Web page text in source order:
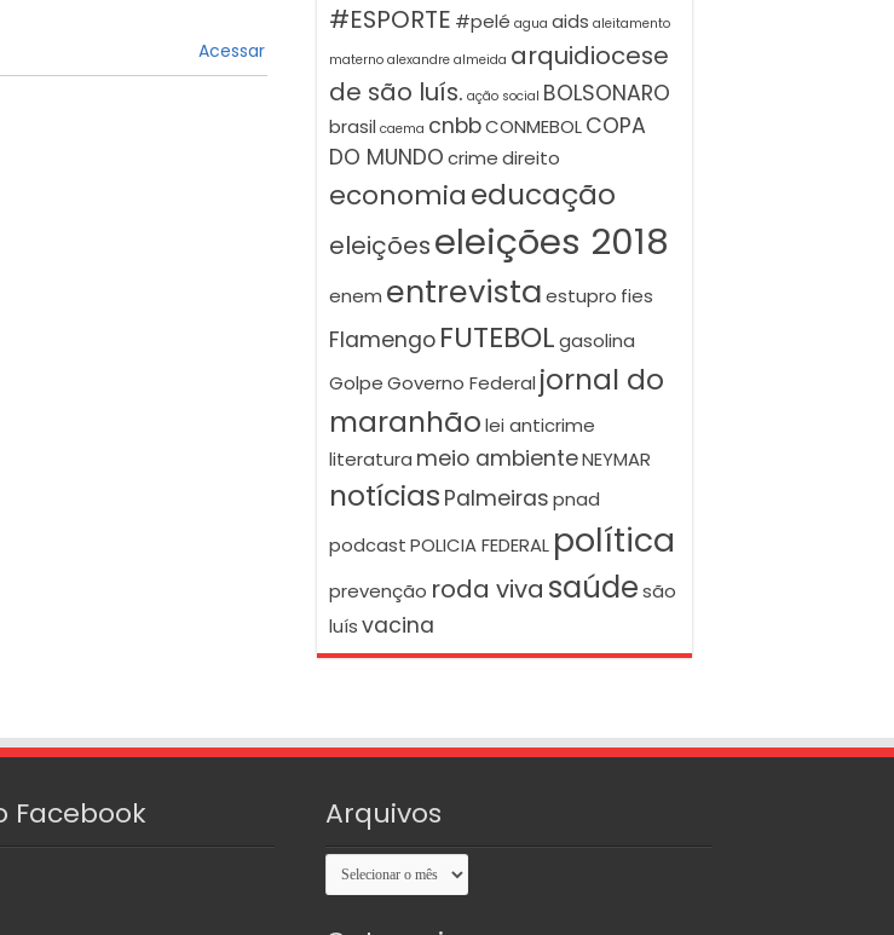
Acessar
#ESPORTE #pelé agua aids aleitamento
materno alexandre almeida arquidiocese
de são luís. ação social BOLSONARO
brasil caema cnbbCONMEBOLCOPA
DO MUNDOcrimedireito
economiaeducação
eleiçõeseleições 2018
enem entrevistaestupro fies
Flamengo FUTEBOLgasolina
GolpeGoverno Federal jornal do
maranhãolei anticrime
literatura meio ambienteNEYMAR
notícias Palmeiraspnad
podcastPOLICIA FEDERAL política
prevenção roda viva saúdesão
luísvacina
Facebook Arquivos
Arquivos